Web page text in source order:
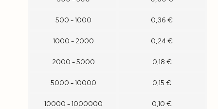
500 - 1000 0,36 €
1000 - 2000 0,24 €
2000 - 5000 0,18 €
5000 - 10000 0,15 €
10000 - 1000000 0,10 €